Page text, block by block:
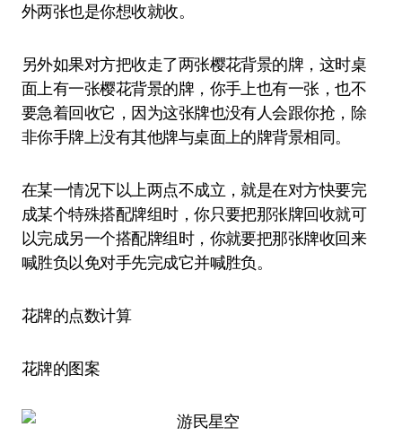
外两张也是你想收就收。
另外如果对方把收走了两张樱花背景的牌，这时桌
面上有一张樱花背景的牌，你手上也有一张，也不
要急着回收它，因为这张牌也没有人会跟你抢，除
非你手牌上没有其他牌与桌面上的牌背景相同。
在某一情况下以上两点不成立，就是在对方快要完
成某个特殊搭配牌组时，你只要把那张牌回收就可
以完成另一个搭配牌组时，你就要把那张牌收回来
喊胜负以免对手先完成它并喊胜负。
花牌的点数计算
花牌的图案